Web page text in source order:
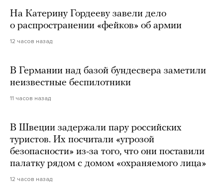
На Катерину Гордееву завели дело
о распространении «фейков» об армии
12 часов назад
В Германии над базой бундесвера заметили
неизвестные беспилотники
11 часов назад
В Швеции задержали пару российских
туристов. Их посчитали «угрозой
безопасности» из-за того, что они поставили
палатку рядом с домом «охраняемого лица»
12 часов назад